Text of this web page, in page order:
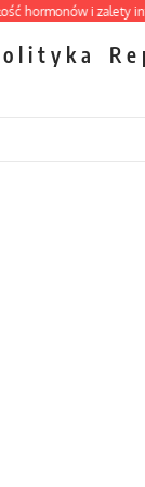
i zalety